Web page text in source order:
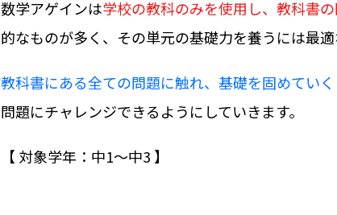
数学アゲインは学校の教科のみを使用し、教科書
的なものが多く、その単元の基礎力を養うには最適
教科書にある全ての問題に触れ、基礎を固めてい
問題にチャレンジできるようにしていきます。
【 対象学年：中1〜中3 】